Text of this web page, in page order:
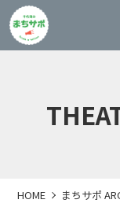
HOME まちサポ